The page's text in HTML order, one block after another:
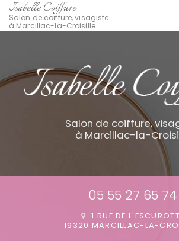
contenu
principal
Isabelle Coiffure
Salon de coiffure, visagiste
à Marcillac-la-Croisille
Salon de coiffure,
à Marcillac-la-
05 55 27 65 74
1 RUE DE
19320 MARCILLAC-LA-